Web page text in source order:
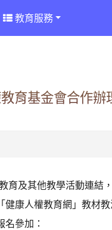
教育服務
育基金會合作辦
育及其他教學活動連結
康人權教育網」教材
參加：